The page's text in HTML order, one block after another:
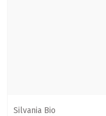
Silvania Bio